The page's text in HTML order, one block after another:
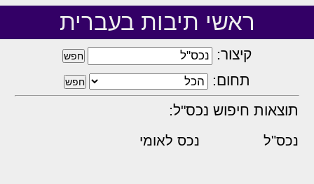
ראשי תיבות בעברית
קיצור:
תחום:
תוצאות חיפוש נכס"ל:
נכס"ל נכס לאומי